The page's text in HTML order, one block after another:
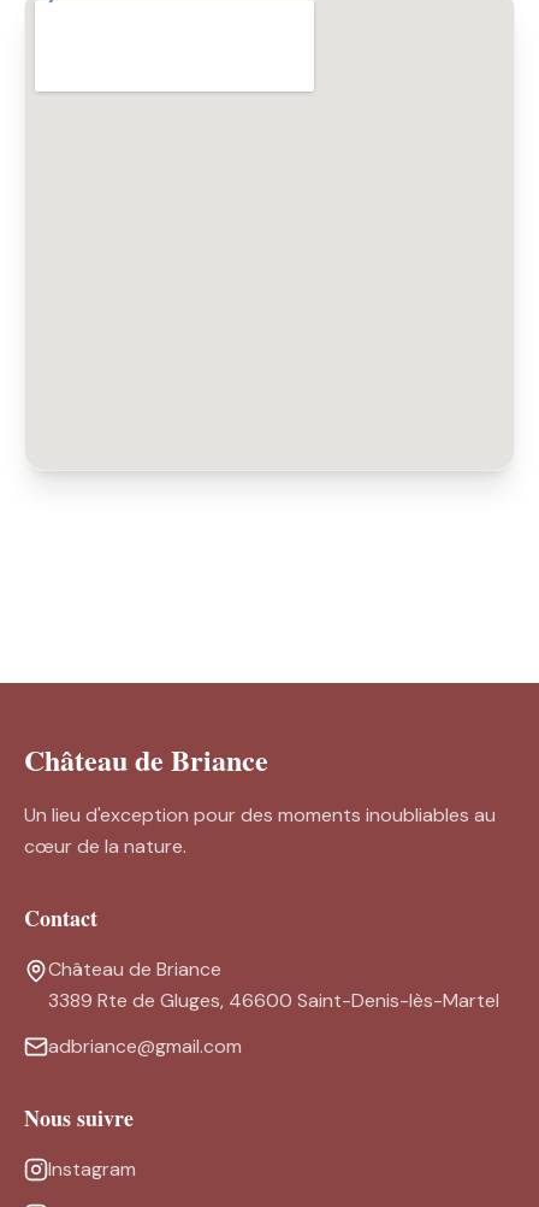
Château de Briance
Un lieu d'exception pour des moments inoubliables au
cœur de la nature.
Contact
Château de Briance
3389 Rte de Gluges, 46600 Saint-Denis-lès-Martel
adbriance@gmail.com
Nous suivre
Instagram